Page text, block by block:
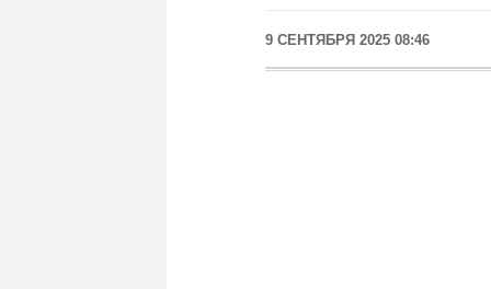
9 СЕНТЯБРЯ 2025 08:46